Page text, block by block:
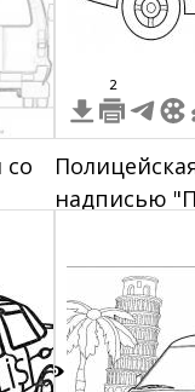
со
2
надписью